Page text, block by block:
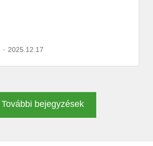
2025.12.17
További bejegyzések